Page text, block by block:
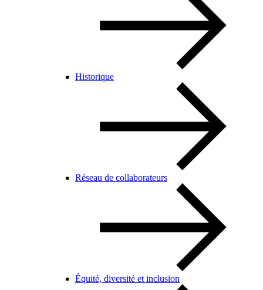
Historique
Réseau de collaborateurs
Équité, diversité et inclusion